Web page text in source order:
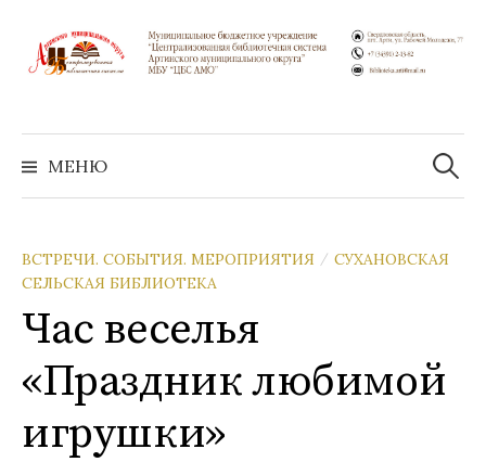
содержимому
МЕНЮ
Найти:
ВСТРЕЧИ. СОБЫТИЯ. МЕРОПРИЯТИЯ / СУХАНОВСКАЯ
СЕЛЬСКАЯ БИБЛИОТЕКА
Час веселья
«Праздник любимой
игрушки»